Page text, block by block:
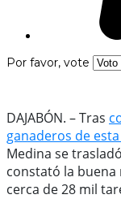
Por favor, vote
DAJABÓN. – Tras
ganaderos de
Medina se
constató la
cerca de 28 mil